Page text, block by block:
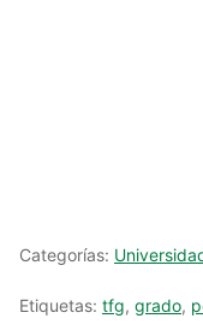
Categorías:
Etiquetas: tfg, grado,